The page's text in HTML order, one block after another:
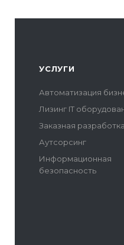
УСЛУГИ
Автоматизация
Лизинг IT
Заказная разработка
Аутсорсинг
Информационная
безопасность